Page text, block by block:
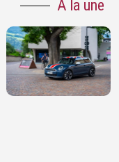
À la une